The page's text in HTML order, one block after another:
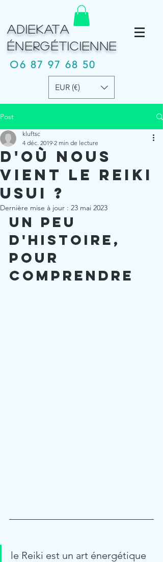
ADIEKATA
ÉNERGÉTICIENNE
O6 87 97 68 50
EUR (€)
Post
D'où nous
vient le Reiki
Usui ?
kluftsc
4 déc. 2019 2 min de lecture
Dernière mise à jour : 23 mai 2023
Un peu
d'histoire,
pour
comprendre
le Reiki est un art énergétique